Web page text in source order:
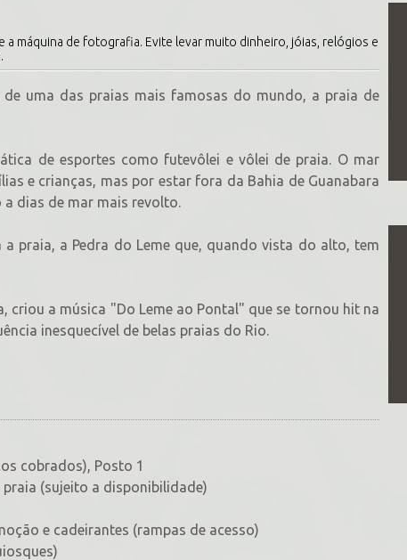
máquina de fotografia. Evite levar muito dinheiro, jóias, relógios e
uma das praias mais famosas do mundo, a praia de
de esportes como futevôlei e vôlei de praia. O mar
e crianças, mas por estar fora da Bahia de Guanabara
dias de mar mais revolto.
praia, a Pedra do Leme que, quando vista do alto, tem
a música "Do Leme ao Pontal" que se tornou hit na
inesquecível de belas praias do Rio.
cobrados), Posto 1
(sujeito a disponibilidade)
e cadeirantes (rampas de acesso)